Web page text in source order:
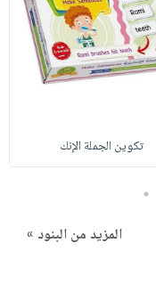
تكوين الجملة الإنك
5
المزيد من البنود »